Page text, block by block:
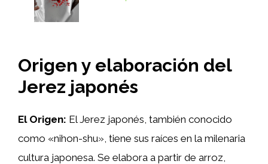
Origen y elaboración del
Jerez japonés
El Origen: El Jerez japonés, también conocido
como «nihon-shu», tiene sus raíces en la milenaria
cultura japonesa. Se elabora a partir de arroz,